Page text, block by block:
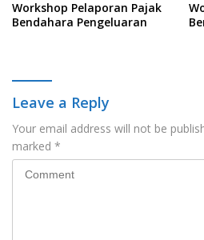
Workshop Pelaporan Pajak
Bendahara Pengeluaran
Leave a Reply
Your email address will not be
marked *